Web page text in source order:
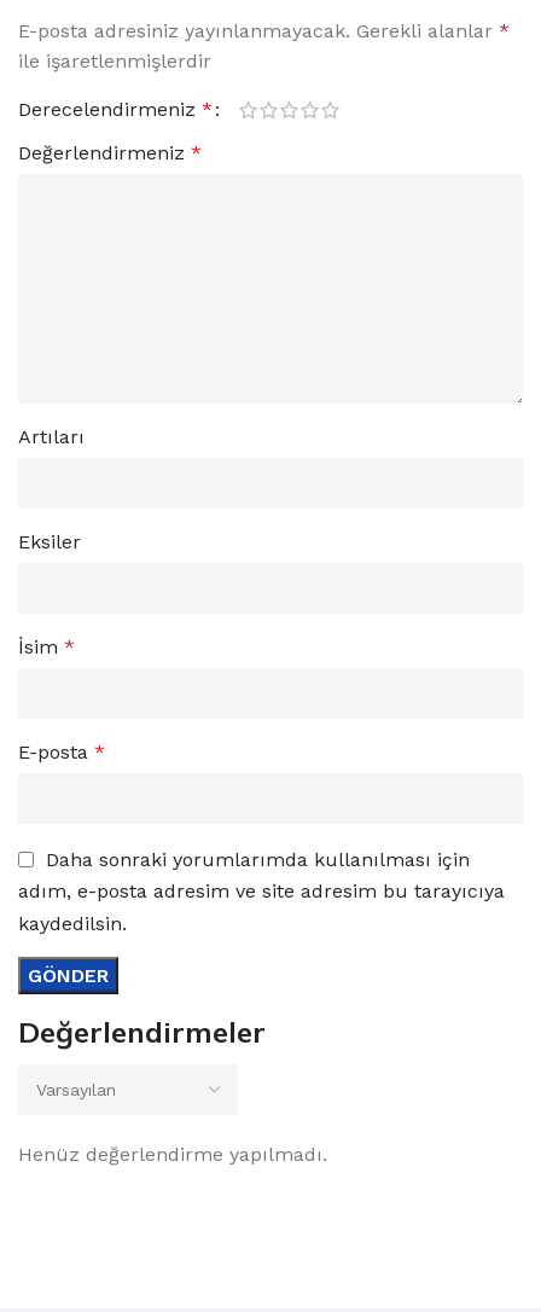
Değerlendirmeler
Henüz değerlendirme yapılmadı.
E-posta adresiniz yayınlanmayacak. Gerekli alanlar *
ile işaretlenmişlerdir
Derecelendirmeniz *
Değerlendirmeniz *
Artıları
Eksiler
İsim *
E-posta *
Daha sonraki yorumlarımda kullanılması için
adım, e-posta adresim ve site adresim bu tarayıcıya
kaydedilsin.
Alternative: